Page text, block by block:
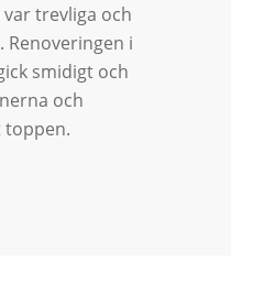
trevliga och
Renoveringen i
smidigt och
och